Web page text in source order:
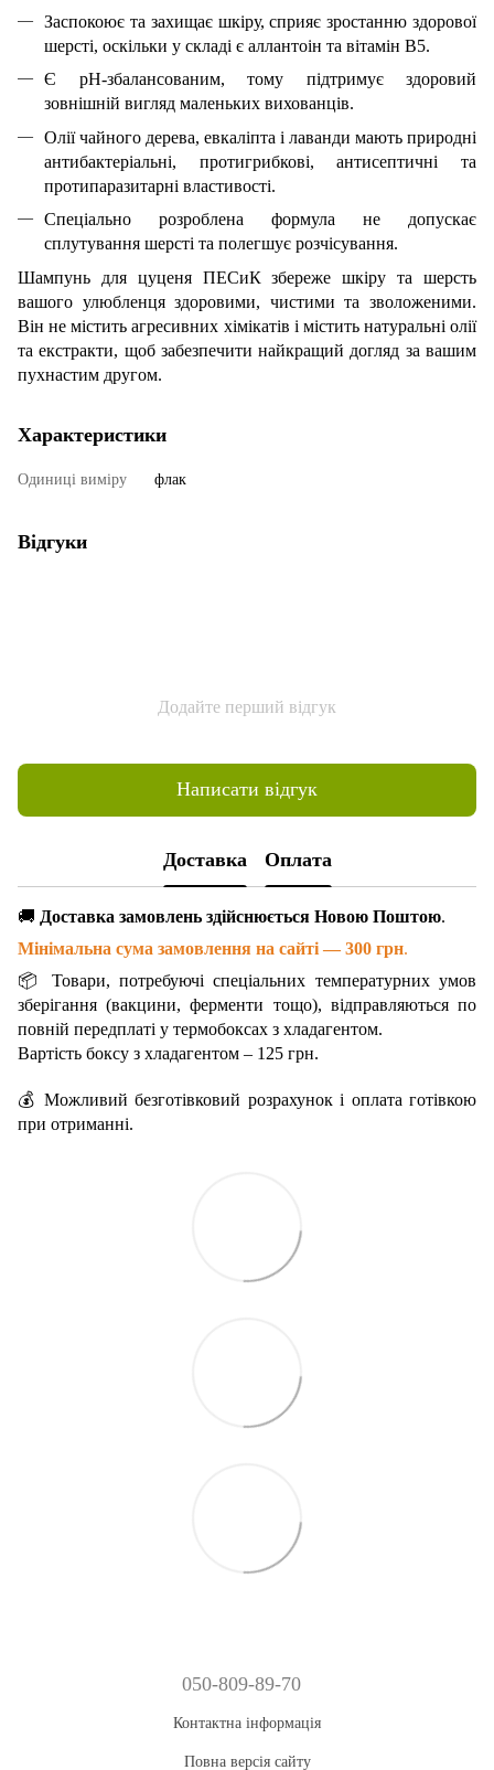
Заспокоює та захищає шкіру, сприяє зростанню здорової
шерсті, оскільки у складі є аллантоін та вітамін B5.
Є pH-збалансованим, тому підтримує здоровий
зовнішній вигляд маленьких вихованців.
Олії чайного дерева, евкаліпта і лаванди мають природні
антибактеріальні, протигрибкові, антисептичні та
протипаразитарні властивості.
Спеціально розроблена формула не допускає
сплутування шерсті та полегшує розчісування.
Шампунь для цуценя ПЕСиК збереже шкіру та шерсть
вашого улюбленця здоровими, чистими та зволоженими.
Він не містить агресивних хімікатів і містить натуральні олії
та екстракти, щоб забезпечити найкращий догляд за вашим
пухнастим другом.
Характеристики
Одиниці виміру флак
Відгуки
Додайте перший відгук
Написати відгук
Доставка Оплата
🚚 Доставка замовлень здійснюється Новою Поштою.
Мінімальна сума замовлення на сайті — 300 грн.
📦 Товари, потребуючі спеціальних температурних умов
зберігання (вакцини, ферменти тощо), відправляються по
повній передплаті у термобоксах з хладагентом.
Вартість боксу з хладагентом – 125 грн.
💰 Можливий безготівковий розрахунок і оплата готівкою
при отриманні.
050-809-89-70
Контактна інформація
Повна версія сайту